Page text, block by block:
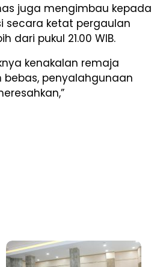
juga mengimbau kepada
secara ketat pergaulan
dari pukul 21.00 WIB.
kenakalan remaja
bebas, penyalahgunaan